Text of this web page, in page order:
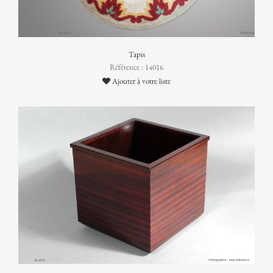
Tapis
Référence : 14016
Ajouter à votre liste